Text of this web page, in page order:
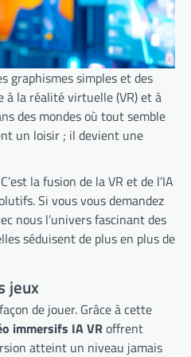
graphismes simples et des
à la réalité virtuelle (VR) et à
des mondes où tout semble
un loisir ; il devient une
la fusion de la VR et de l’IA
Si vous vous demandez
nous l’univers fascinant des
séduisent de plus en plus de
jeux
de jouer. Grâce à cette
immersifs IA VRoffrent
atteint un niveau jamais